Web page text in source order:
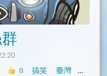
0 搞笑 臺灣 興趣